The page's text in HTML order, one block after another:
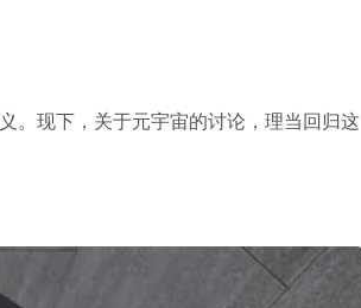
。现下，关于元宇宙的讨论，理当回归这